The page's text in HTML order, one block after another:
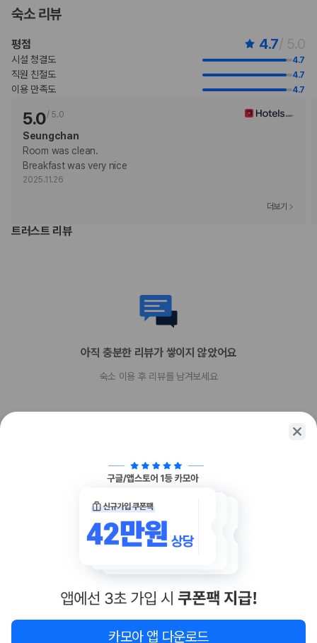
수자(LGBTQ+) 환영).
부가 정보
추가 안내사항
기타 선택사항
추가 요금 지불 시 이른 체크인 가능(객실 이용 상황에 따라 다름)
추가 요금 지불 시 늦은 체크아웃 가능(객실 이용 상황에 따라 다름)
위 목록에 명시되지 않은 다른 항목이 있을 수 있습니다. 요금 및 보증금은 세전
금액일 수 있으며 변경될 수 있습니다.
현장 결제 유형 및 수단
현금
숙소 리뷰
평점 4.7/ 5.0
시설 청결도 4.7
직원 친절도 4.7
이용 만족도 4.7
5.0/ 5.0
Seungchan
Room was clean.
Breakfast was very nice
2025.11.26
더보기
트러스트 리뷰
아직 충분한 리뷰가 쌓이지 않았어요
숙소 이용 후 리뷰를 남겨보세요
함께 가는 친구에게 정보를 공유해보세요
카카오톡 링크복사
카모아 앱 다운로드